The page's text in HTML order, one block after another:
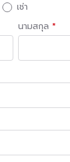
เช่า
นามสกุล